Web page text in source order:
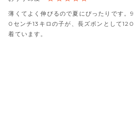
薄くてよく伸びるので夏にぴったりです。9
0センチ13キロの子が、長ズボンとして120
着ています。